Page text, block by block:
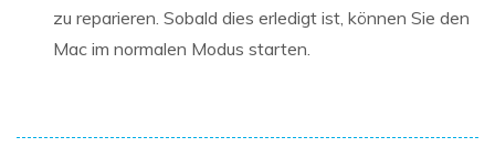
zu reparieren. Sobald dies erledigt ist, können Sie den
Mac im normalen Modus starten.